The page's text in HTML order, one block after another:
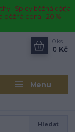
· Spicy běžná cena
běžná cena –20 %
Menu
Hledat
0 ks
0 Kč